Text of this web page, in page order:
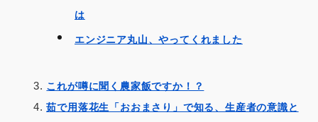
は
エンジニア丸山、やってくれました
これが噂に聞く農家飯ですか！？
茹で用落花生「おおまさり」で知る、生産者の意識と